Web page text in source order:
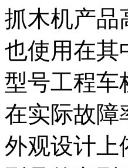
抓木机产品
也使用在其
型号工程车
在实际故障
外观设计上